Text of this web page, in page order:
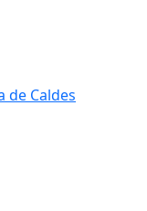
de Caldes